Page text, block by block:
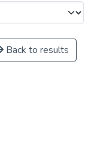
Back to results